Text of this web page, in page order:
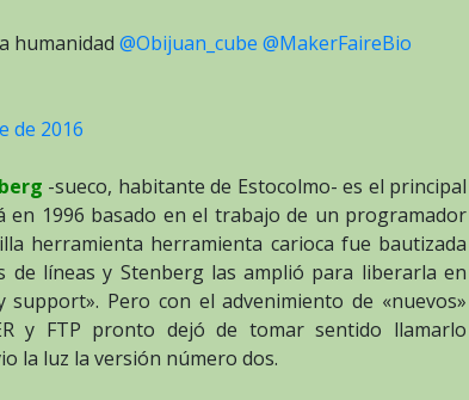
humanidad @Obijuan_cube @MakerFaireBio
de 2016
-sueco, habitante de Estocolmo- es el principal
1996 basado en el trabajo de un programador
herramienta herramienta carioca fue bautizada
de líneas y Stenberg las amplió para liberarla en
support». Pero con el advenimiento de «nuevos»
y FTP pronto dejó de tomar sentido llamarlo
la luz la versión número dos.